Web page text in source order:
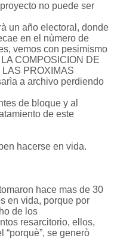
no puede ser
un año electoral, donde
en el nùmero de
vemos con pesimismo
COMPOSICION DE
PROXIMAS
a archivo perdiendo
de bloque y al
de este
hacerse en vida.
hace mas de 30
en vida, porque por
de los
resarcitorio, ellos,
“porquè”, se generò